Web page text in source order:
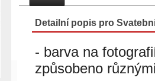
Detailní popis pro
- barva na
způsobeno